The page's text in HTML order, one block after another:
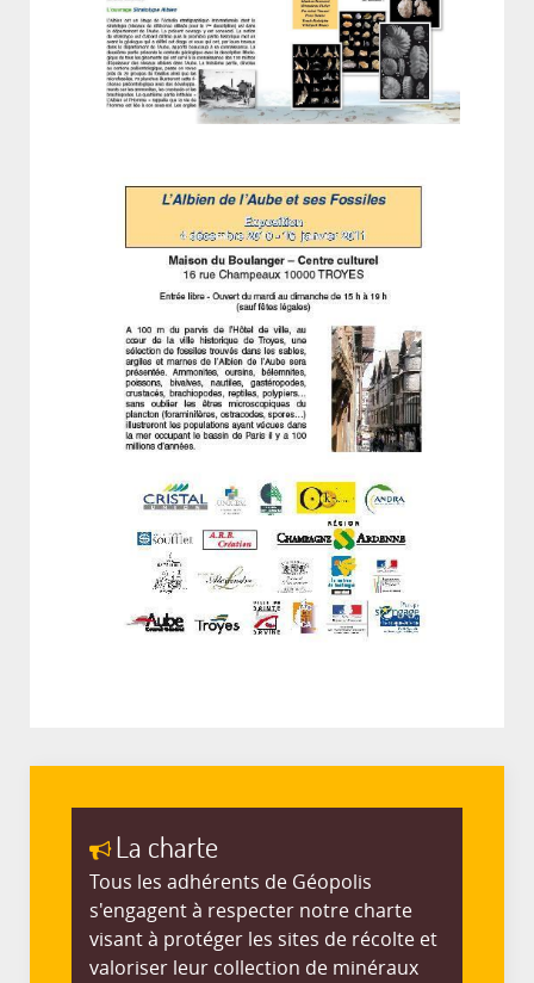
La charte
Tous les adhérents de Géopolis
s'engagent à respecter notre charte
visant à protéger les sites de récolte et
valoriser leur collection de minéraux